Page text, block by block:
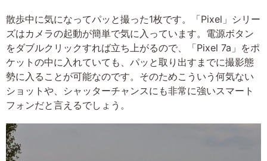
散歩中に気になってパッと撮った1枚です。「Pixel」シリー
ズはカメラの起動が簡単で気に入っています。電源ボタン
をダブルクリックすれば立ち上がるので、「Pixel 7a」をポ
ケットの中に入れていても、パッと取り出すまでに撮影態
勢に入ることが可能なのです。そのためこういう何気ない
ショットや、シャッターチャンスにも非常に強いスマート
フォンだと言えるでしょう。